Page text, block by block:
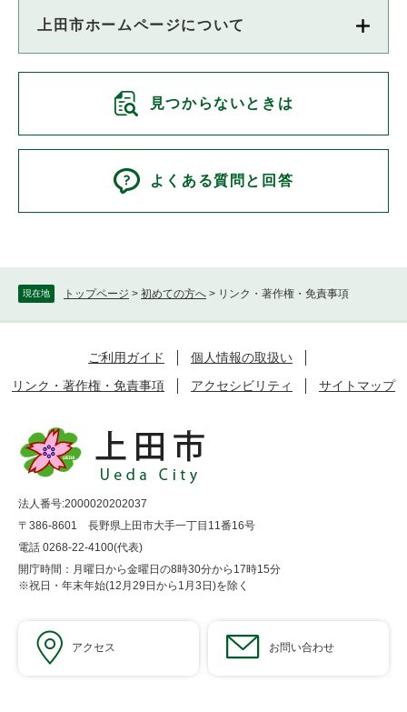
現在地 トップページ > 初めての方へ > リンク・著作権・免責事項
上田市ホームページについて
見つからないときは
よくある質問と回答
ご利用ガイド
個人情報の取扱い
リンク・著作権・免責事項
アクセシビリティ サイトマップ
法人番号:2000020202037
〒386-8601 長野県上田市大手一丁目11番16号
電話 0268-22-4100(代表)
開庁時間：月曜日から金曜日の8時30分から17時15分
※祝日・年末年始(12月29日から1月3日)を除く
アクセス お問い合わせ